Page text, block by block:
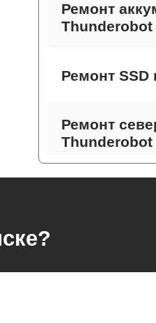
Ремонт
Thunderobot
Ремонт SSD
Ремонт
Thunderobot